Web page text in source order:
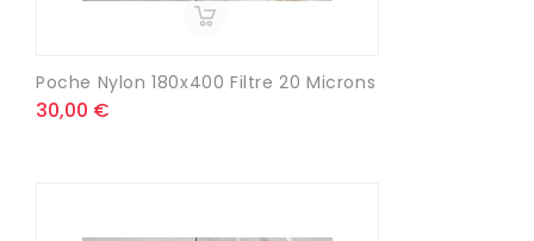
Poche Nylon 180x400 Filtre 20 Microns
30,00 €